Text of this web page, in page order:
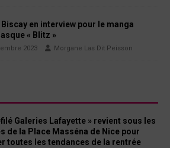
en interview pour le manga
« Blitz »
2023 Morgane Las Dit Peisson
Galeries Lafayette » revient sous les
de la Place Masséna de Nice pour
toutes les tendances de la rentrée